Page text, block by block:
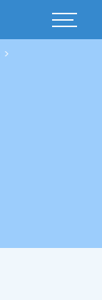
Basculer